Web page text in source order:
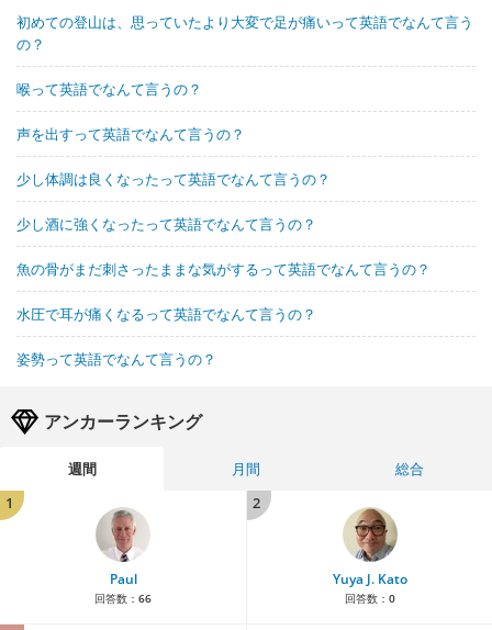
初めての登山は、思っていたより大変で足が痛いって英語でなんて言う
の？
喉って英語でなんて言うの？
声を出すって英語でなんて言うの？
少し体調は良くなったって英語でなんて言うの？
少し酒に強くなったって英語でなんて言うの？
魚の骨がまだ刺さったままな気がするって英語でなんて言うの？
水圧で耳が痛くなるって英語でなんて言うの？
姿勢って英語でなんて言うの？
アンカーランキング
週間 月間
総合
1
Paul
回答数： 66
2
Yuya J. Kato
回答数： 0